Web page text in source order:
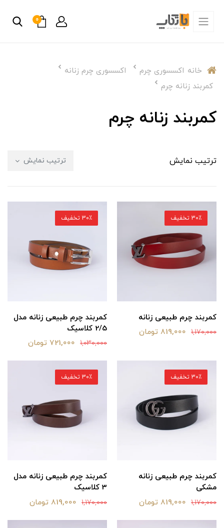
0
خانه اکسسوری چرم
اکسسوری چرم زنانه
کمربند زنانه چرم
کمربند زنانه چرم
ترتیب نمایش ترتیب نمایش
کمربند چرم طبیعی زنانه
1,170,000 819,000 تومان
30٪ تخفیف
کمربند چرم طبیعی زنانه مدل
2/5 کلاسیک
1,030,000 721,000 تومان
30٪ تخفیف
کمربند چرم طبیعی زنانه
مشکی
1,170,000 819,000 تومان
30٪ تخفیف
کمربند چرم طبیعی زنانه مدل
3 کلاسیک
1,170,000 819,000 تومان
30٪ تخفیف